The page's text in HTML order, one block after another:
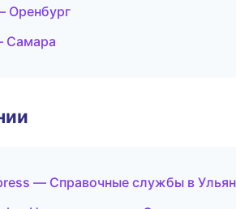
Оренбург
Самара
— Справочные службы в